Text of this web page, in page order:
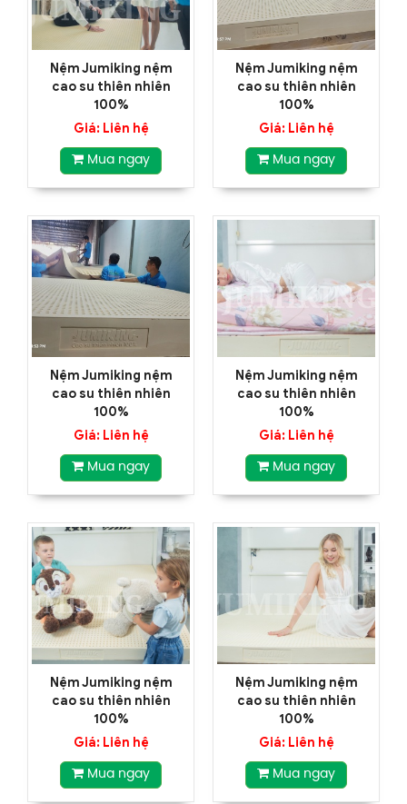
Nệm Jumiking nệm
cao su thiên nhiên
100%
Giá: Liên hệ
Mua ngay
Nệm Jumiking nệm
cao su thiên nhiên
100%
Giá: Liên hệ
Mua ngay
Nệm Jumiking nệm
cao su thiên nhiên
100%
Giá: Liên hệ
Mua ngay
Nệm Jumiking nệm
cao su thiên nhiên
100%
Giá: Liên hệ
Mua ngay
Nệm Jumiking nệm
cao su thiên nhiên
100%
Giá: Liên hệ
Mua ngay
Nệm Jumiking nệm
cao su thiên nhiên
100%
Giá: Liên hệ
Mua ngay